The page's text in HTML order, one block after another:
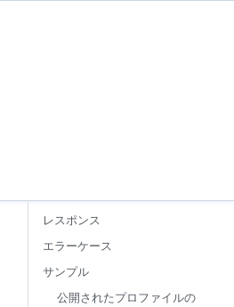
レスポンス
エラーケース
サンプル
公開されたプロファイルの